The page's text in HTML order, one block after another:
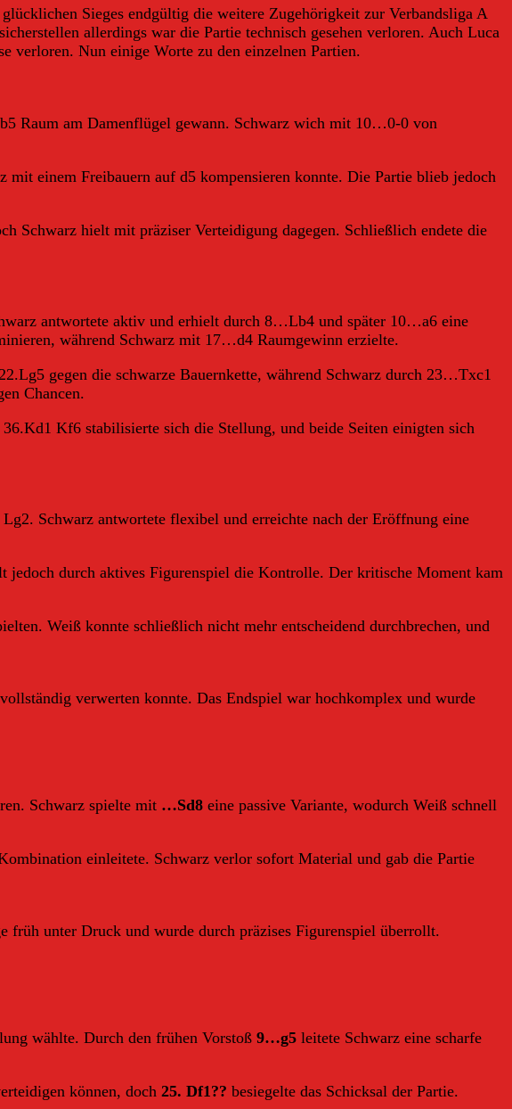
Sieges endgültig die weitere Zugehörigkeit zur Verbandsliga A
allerdings war die Partie technisch gesehen verloren. Auch Luca
verloren. Nun einige Worte zu den einzelnen Partien.
Raum am Damenflügel gewann. Schwarz wich mit 10…0-0 von
einem Freibauern auf d5 kompensieren konnte. Die Partie blieb jedoch
Schwarz hielt mit präziser Verteidigung dagegen. Schließlich endete die
antwortete aktiv und erhielt durch 8…Lb4 und später 10…a6 eine
während Schwarz mit 17…d4 Raumgewinn erzielte.
gegen die schwarze Bauernkette, während Schwarz durch 23…Txc1
Chancen.
Kf6 stabilisierte sich die Stellung, und beide Seiten einigten sich
Schwarz antwortete flexibel und erreichte nach der Eröffnung eine
durch aktives Figurenspiel die Kontrolle. Der kritische Moment kam
Weiß konnte schließlich nicht mehr entscheidend durchbrechen, und
verwerten konnte. Das Endspiel war hochkomplex und wurde
Schwarz spielte mit …Sd8 eine passive Variante, wodurch Weiß schnell
einleitete. Schwarz verlor sofort Material und gab die Partie
früh unter Druck und wurde durch präzises Figurenspiel überrollt.
wählte. Durch den frühen Vorstoß 9…g5 leitete Schwarz eine scharfe
können, doch 25. Df1?? besiegelte das Schicksal der Partie.